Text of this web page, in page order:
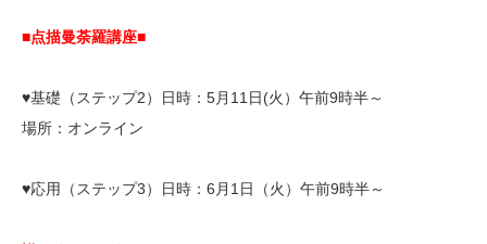
■点描曼荼羅講座■
♥基礎（ステップ2）日時：5月11日(火）午前9時半～
場所：オンライン
♥応用（ステップ3）日時：6月1日（火）午前9時半～